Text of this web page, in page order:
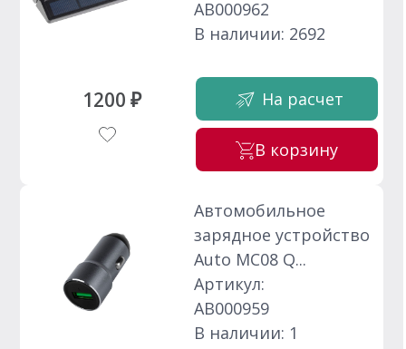
1200 ₽
АВ000962
В наличии: 2692
На расчет
В корзину
Автомобильное
зарядное устройство
Auto MC08 Q...
Артикул:
АВ000959
В наличии: 1